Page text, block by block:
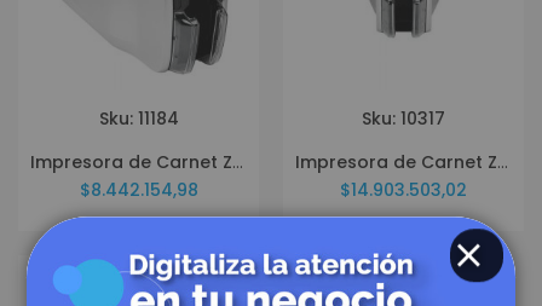
Sku: 11184
Impresora de Carnet Zebra ZC300 ZC32-000CQ00LA00
$8.442.154,98
Sku: 10317
Impresora de Carnet Zebra ZC32 ZC32-000C000LA00
$14.903.503,02
CLOSE